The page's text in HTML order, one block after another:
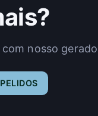
nosso